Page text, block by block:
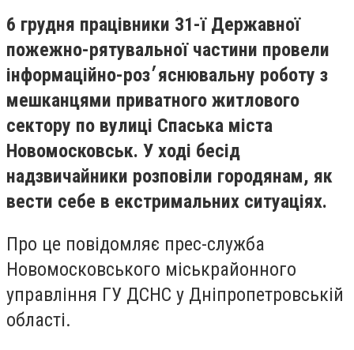
6 грудня працівники 31-ї Державної
пожежно-рятувальної частини провели
інформаційно-роз׳яснювальну роботу з
мешканцями приватного житлового
сектору по вулиці Спаська міста
Новомосковськ. У ході бесід
надзвичайники розповіли городянам, як
вести себе в екстримальних ситуаціях.
Про це повідомляє прес-служба
Новомосковського міськрайонного
управління ГУ ДСНС у Дніпропетровській
області.